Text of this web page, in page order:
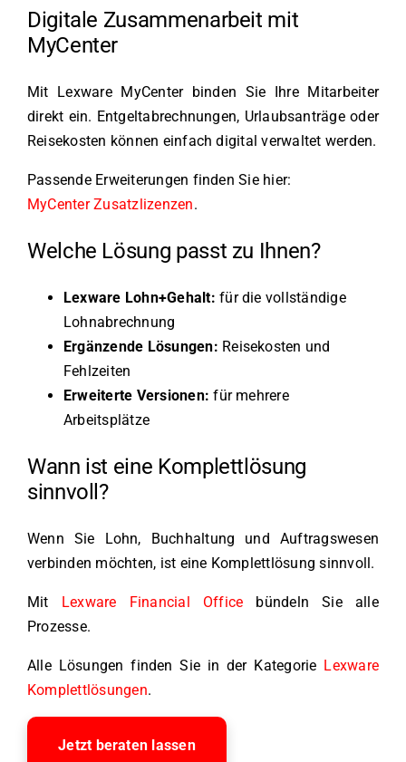
Digitale Zusammenarbeit mit
MyCenter
Mit Lexware MyCenter binden Sie Ihre Mitarbeiter
direkt ein. Entgeltabrechnungen, Urlaubsanträge oder
Reisekosten können einfach digital verwaltet werden.
Passende Erweiterungen finden Sie hier:
MyCenter Zusatzlizenzen.
Welche Lösung passt zu Ihnen?
Lexware Lohn+Gehalt: für die vollständige
Lohnabrechnung
Ergänzende Lösungen: Reisekosten und
Fehlzeiten
Erweiterte Versionen: für mehrere
Arbeitsplätze
Wann ist eine Komplettlösung
sinnvoll?
Wenn Sie Lohn, Buchhaltung und Auftragswesen
verbinden möchten, ist eine Komplettlösung sinnvoll.
Mit Lexware Financial Office bündeln Sie alle
Prozesse.
Alle Lösungen finden Sie in der Kategorie Lexware
Komplettlösungen.
Jetzt beraten lassen